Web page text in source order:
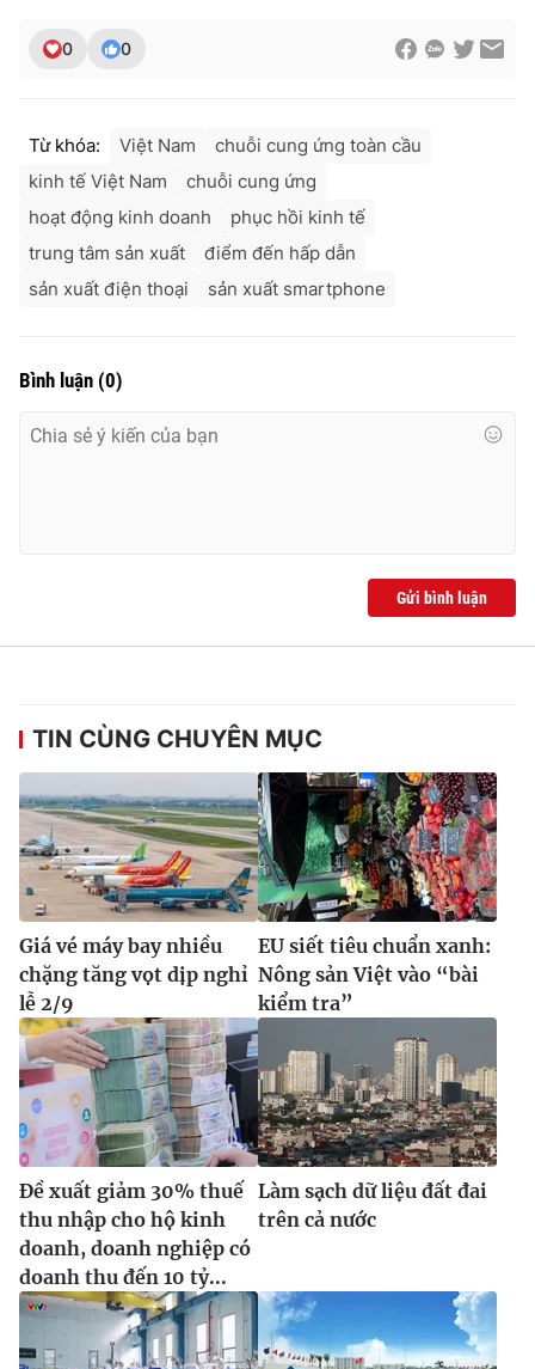
0 0
Từ khóa: Việt Nam
chuỗi cung ứng toàn cầu
kinh tế Việt Nam
chuỗi cung ứng
hoạt động kinh doanh
phục hồi kinh tế
trung tâm sản xuất
điểm đến hấp dẫn
sản xuất điện thoại
sản xuất smartphone
Bình luận (0)
Gửi bình luận
TIN CÙNG CHUYÊN MỤC
Giá vé máy bay nhiều
chặng tăng vọt dịp nghỉ
lễ 2/9
EU siết tiêu chuẩn xanh:
Nông sản Việt vào “bài
kiểm tra”
Đề xuất giảm 30% thuế
thu nhập cho hộ kinh
doanh, doanh nghiệp có
doanh thu đến 10 tỷ...
Làm sạch dữ liệu đất đai
trên cả nước